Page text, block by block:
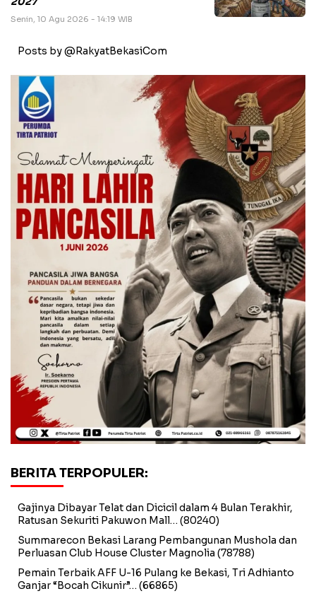
Senin, 10 Agu 2026 - 14:19 WIB
Posts by @RakyatBekasiCom
BERITA TERPOPULER:
Gajinya Dibayar Telat dan Dicicil dalam 4 Bulan Terakhir,
Ratusan Sekuriti Pakuwon Mall… (80240)
Summarecon Bekasi Larang Pembangunan Mushola dan
Perluasan Club House Cluster Magnolia (78788)
Pemain Terbaik AFF U-16 Pulang ke Bekasi, Tri Adhianto
Ganjar “Bocah Cikunir”… (66865)